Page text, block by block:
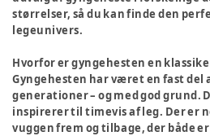
størrelser, så du kan finde den
legeunivers.
Hvorfor er gyngehesten en
Gyngehesten har været en fast del
generationer – og med god grund.
inspirerer til timevis af leg. Der er
vuggen frem og tilbage, der både